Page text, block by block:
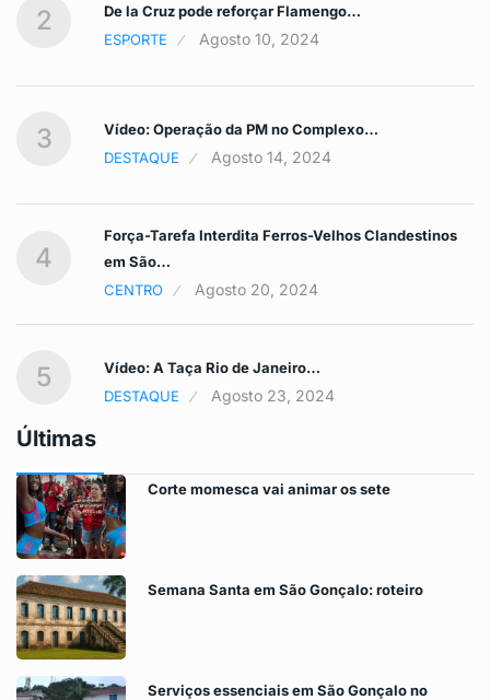
2
De la Cruz pode reforçar Flamengo…
ESPORTE
Agosto 10, 2024
3
Vídeo: Operação da PM no Complexo…
DESTAQUE
Agosto 14, 2024
4
Força-Tarefa Interdita Ferros-Velhos Clandestinos
em São…
CENTRO
Agosto 20, 2024
5
Vídeo: A Taça Rio de Janeiro…
DESTAQUE
Agosto 23, 2024
Últimas
Corte momesca vai animar os sete
Semana Santa em São Gonçalo: roteiro
Serviços essenciais em São Gonçalo no